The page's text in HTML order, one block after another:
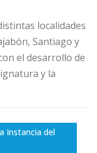
localidades
Santiago y
el desarrollo de
y la
Instancia del